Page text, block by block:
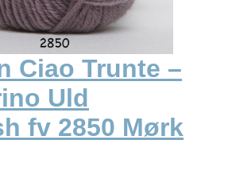
Ciao Trunte –
Uld
fv 2850 Mørk